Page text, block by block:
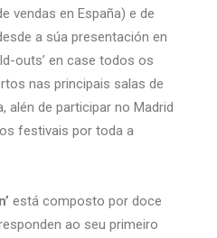
vendas en España) e de
a súa presentación en
outs’ en case todos os
nas principais salas de
alén de participar no Madrid
festivais por toda a
está composto por doce
ao seu primeiro